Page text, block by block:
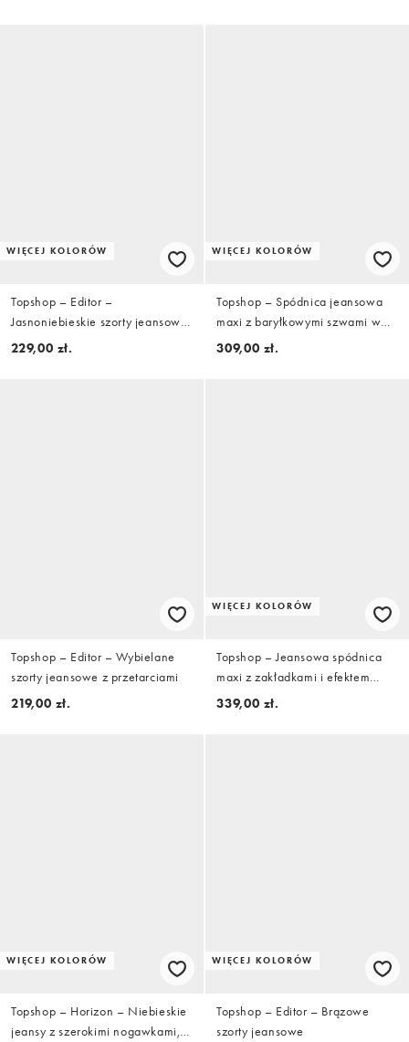
WIĘCEJ KOLORÓW
Topshop – Editor –
Jasnoniebieskie szorty jeansowe
ze stretchem
229,00 zł.
WIĘCEJ KOLORÓW
Topshop – Spódnica jeansowa
maxi z baryłkowymi szwami w
kolorze kminkowym
309,00 zł.
Topshop – Editor – Wybielane
szorty jeansowe z przetarciami
219,00 zł.
WIĘCEJ KOLORÓW
Topshop – Jeansowa spódnica
maxi z zakładkami i efektem
wybielenia
339,00 zł.
WIĘCEJ KOLORÓW
Topshop – Horizon – Niebieskie
jeansy z szerokimi nogawkami,
WIĘCEJ KOLORÓW
Topshop – Editor – Brązowe
szorty jeansowe